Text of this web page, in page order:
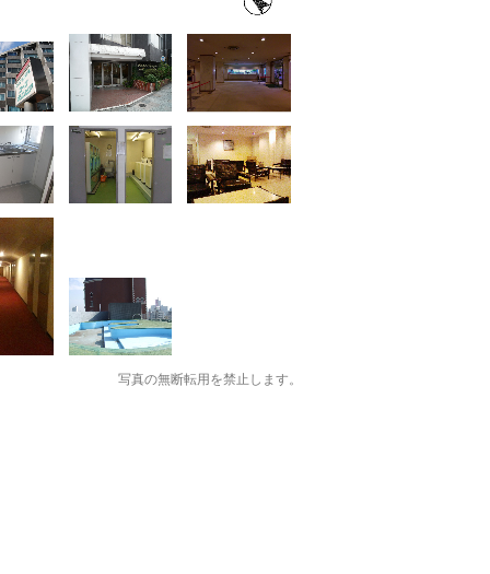
写真の無断転用を禁止します。